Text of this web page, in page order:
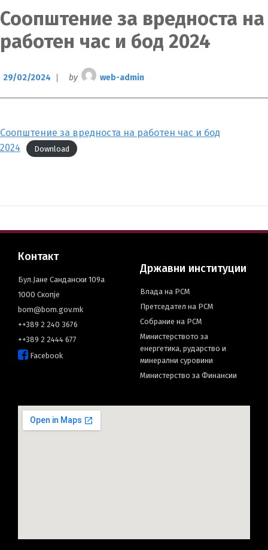
Соопштение за вредноста на
работен час и бод 2024
29/02/2024 by web-admin
Соопштение за вредноста на работен час и бод
2024
Download
Контакт
Бул.Јане Сандански 109а
1000 Скопје
bom@bom.gov.mk
++389 2 240 3676
++389 2 2444 677
Facebook
Државни институции
Влада на РСМ
Претседател на РСМ
Собрание на РСМ
Министерството за
енергетика, рударство и
минерални суровини
Министерство за Финансии
English